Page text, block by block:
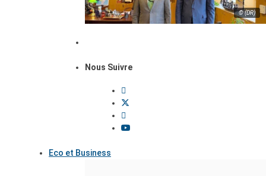
© (DR)
Nous Suivre
Eco et Business